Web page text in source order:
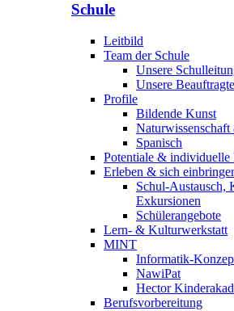
Schule
Leitbild
Team der Schule
Unsere
Unsere
Profile
Bildende Kunst
Spanisch
Potentiale & individuelle
Erleben & sich
Schul-Austausch,
Exkursionen
Schülerangebote
Lern- & Kulturwerkstatt
MINT
Informatik-
NawiPat
Hector
Berufsvorbereitung